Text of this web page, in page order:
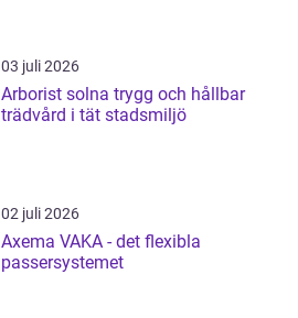
03 juli 2026
Arborist solna trygg och hållbar
trädvård i tät stadsmiljö
02 juli 2026
Axema VAKA - det flexibla
passersystemet